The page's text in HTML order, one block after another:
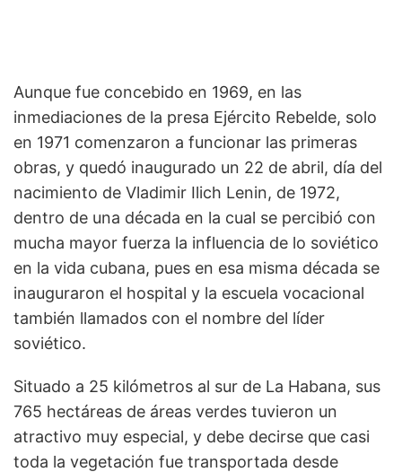
Aunque fue concebido en 1969, en las
inmediaciones de la presa Ejército Rebelde, solo
en 1971 comenzaron a funcionar las primeras
obras, y quedó inaugurado un 22 de abril, día del
nacimiento de Vladimir Ilich Lenin, de 1972,
dentro de una década en la cual se percibió con
mucha mayor fuerza la influencia de lo soviético
en la vida cubana, pues en esa misma década se
inauguraron el hospital y la escuela vocacional
también llamados con el nombre del líder
soviético.
Situado a 25 kilómetros al sur de La Habana, sus
765 hectáreas de áreas verdes tuvieron un
atractivo muy especial, y debe decirse que casi
toda la vegetación fue transportada desde